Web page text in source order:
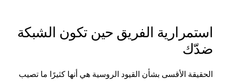
الفريق حين تكون الشبكة
الأقسى بشأن القيود الروسية هي أنها كثيرًا ما تصيب